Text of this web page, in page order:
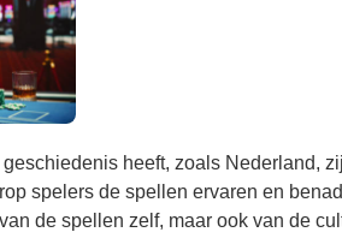
heeft, zoals Nederland,
spelers de spellen ervaren en
de spellen zelf, maar ook van de